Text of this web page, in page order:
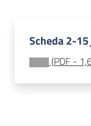
Argomenti
Scheda 2-
(PDF -